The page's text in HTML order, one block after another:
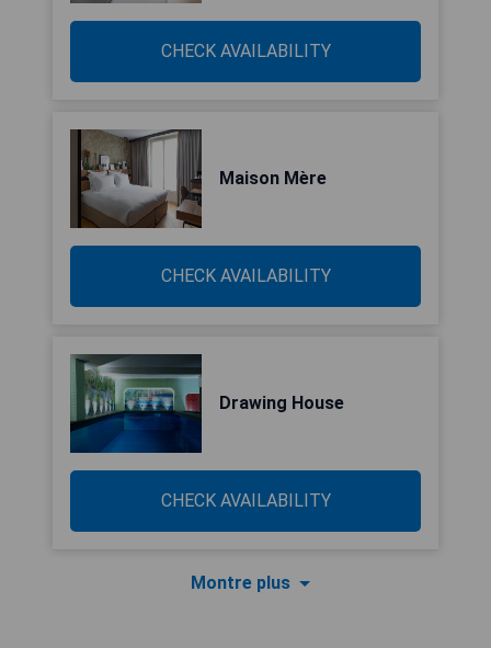
CHECK AVAILABILITY
Maison Mère
CHECK AVAILABILITY
Drawing House
CHECK AVAILABILITY
Montre plus